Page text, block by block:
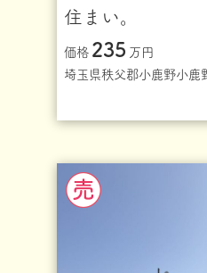
住まい。
価格 235 万円
埼玉県秩父郡小鹿野小鹿